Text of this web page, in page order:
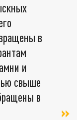
в
и
свыше
в